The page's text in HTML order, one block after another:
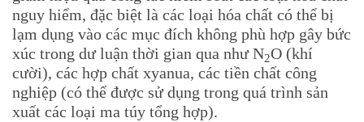
nguy hiểm, đặc biệt là các loại hóa chất có thể bị
lạm dụng vào các mục đích không phù hợp gây bức
xúc trong dư luận thời gian qua như N2O (khí
cười), các hợp chất xyanua, các tiền chất công
nghiệp (có thể được sử dụng trong quá trình sản
xuất các loại ma túy tổng hợp).